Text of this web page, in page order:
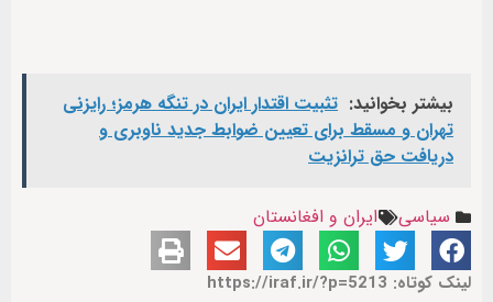
بیشتر بخوانید: تثبیت اقتدار ایران در تنگه هرمز؛ رایزنی
تهران و مسقط برای تعیین ضوابط جدید ناوبری و
دریافت حق ترانزیت
سیاسی ایران و افغانستان
لینک کوتاه: https://iraf.ir/?p=5213